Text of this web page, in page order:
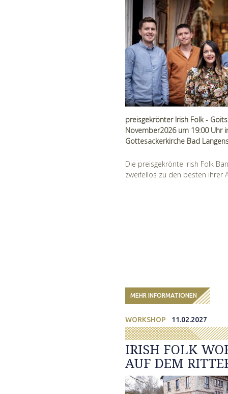
preisgekrönter Irish Folk -
November2026 um 19:00 Uhr
Gottesackerkirche Bad
Die preisgekrönte Irish Folk
zweifellos zu den besten ihrer
MEHR INFORMATIONEN
WORKSHOP 11.02.2027
IRISH FOLK
AUF DEM